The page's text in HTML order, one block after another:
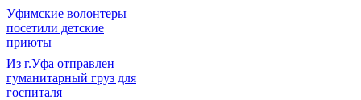
Уфимские волонтеры
посетили детские
приюты
Из г.Уфа отправлен
гуманитарный груз для
госпиталя